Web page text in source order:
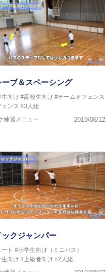
ーブ＆スペーシング
向け #高校生向け #チームオフェンス
ンス #3人組
練習メニュー
2019/06/12
ックジャンパー
ト #小学生向け（ミニバス）
向け #上級者向け #2人組